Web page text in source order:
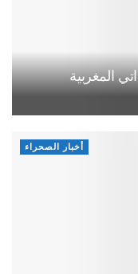
المغربية
أخبار الصحراء